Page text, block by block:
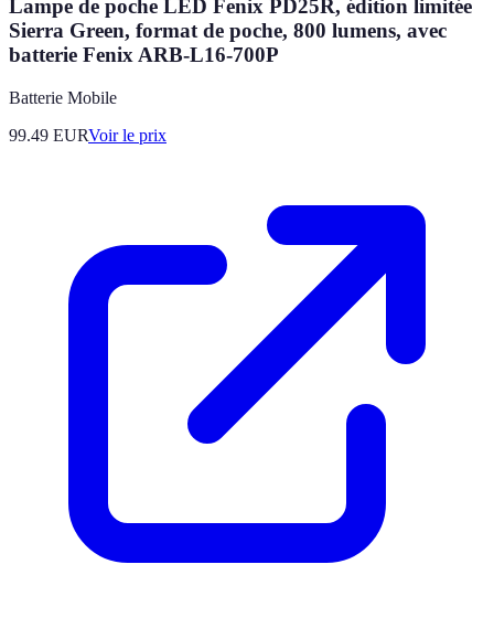
Lampe de poche LED Fenix PD25R, édition limitée
Sierra Green, format de poche, 800 lumens, avec
batterie Fenix ARB-L16-700P
Batterie Mobile
99.49 EURVoir le prix